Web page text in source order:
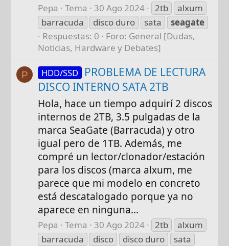
Pepa Tema 30 Ago 2024 2tb
alxum
barracuda
disco duro sata
seagate
Respuestas: 0
Foro: General [Dudas,
Noticias, Hardware y Debates]
P HDD/SSD
PROBLEMA DE LECTURA
DISCO INTERNO SATA 2TB
Hola, hace un tiempo adquirí 2 discos
internos de 2TB, 3.5 pulgadas de la
marca SeaGate (Barracuda) y otro
igual pero de 1TB. Además, me
compré un lector/clonador/estación
para los discos (marca alxum, me
parece que mi modelo en concreto
está descatalogado porque ya no
aparece en ninguna...
Pepa Tema 30 Ago 2024 2tb
alxum
barracuda
disco disco duro
sata